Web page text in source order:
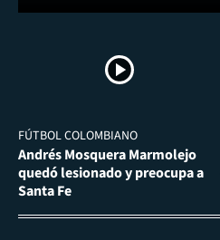
FÚTBOL COLOMBIANO
Andrés Mosquera Marmolejo
quedó lesionado y preocupa a
Santa Fe